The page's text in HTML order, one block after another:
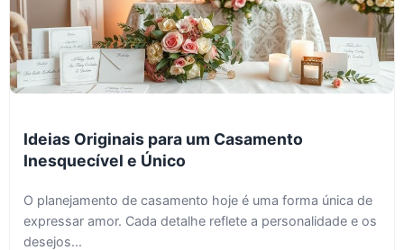
Ideias Originais para um Casamento
Inesquecível e Único
O planejamento de casamento hoje é uma forma única de
expressar amor. Cada detalhe reflete a personalidade e os
desejos...